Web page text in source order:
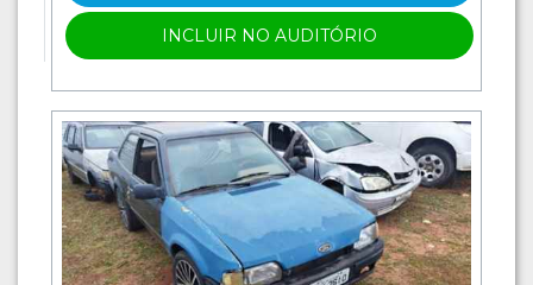
INCLUIR NO AUDITÓRIO